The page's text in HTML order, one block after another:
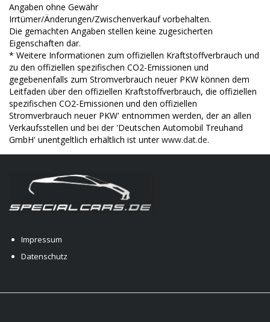
Angaben ohne Gewähr
Irrtümer/Änderungen/Zwischenverkauf vorbehalten.
Die gemachten Angaben stellen keine zugesicherten
Eigenschaften dar.
* Weitere Informationen zum offiziellen Kraftstoffverbrauch und
zu den offiziellen spezifischen CO2-Emissionen und
gegebenenfalls zum Stromverbrauch neuer PKW können dem
Leitfaden über den offiziellen Kraftstoffverbrauch, die offiziellen
spezifischen CO2-Emissionen und den offiziellen
Stromverbrauch neuer PKW' entnommen werden, der an allen
Verkaufsstellen und bei der 'Deutschen Automobil Treuhand
GmbH' unentgeltlich erhältlich ist unterwww.dat.de.
Impressum
Datenschutz